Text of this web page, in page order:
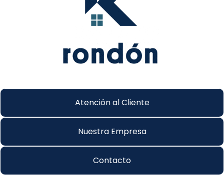
Atención al Cliente
Nuestra Empresa
Contacto